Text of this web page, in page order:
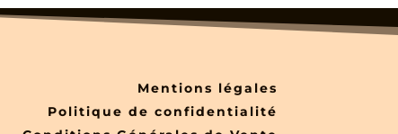
Mentions légales
Politique de confidentialité